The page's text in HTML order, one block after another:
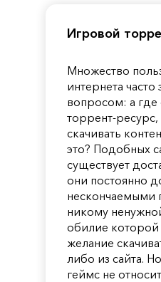
Игровой
Множество
интернета часто
вопросом: а где
торрент-
скачивать
это? Подобных
существует
они постоянно
нескончаемыми
никому
обилие которой
желание
либо из сайта.
геймс не